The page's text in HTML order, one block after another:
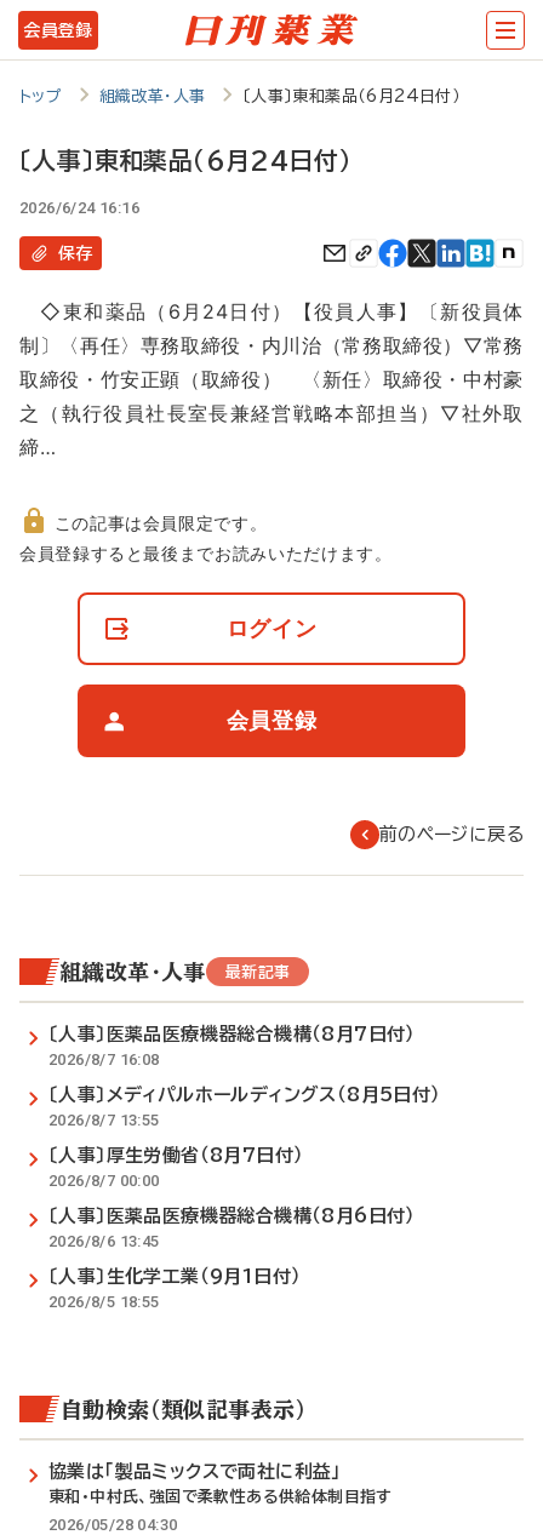
メ
イ
テ
移
動
会員登録
トップ 組織改革・人事 〔人事〕東和薬品（6月24日付）
〔人事〕東和薬品（6月24日付）
2026/6/24 16:16
保存
◇東和薬品（6月24日付）【役員人事】〔新役員体
制〕〈再任〉専務取締役・内川治（常務取締役）▽常務
取締役・竹安正顕（取締役） 〈新任〉取締役・中村豪
之（執行役員社長室長兼経営戦略本部担当）▽社外取
締…
非
この記事は会員限定です。
会員登録すると最後までお読みいただけます。
ログイン
会員登録
前のページに戻る
組織改革・人事 最新記事
〔人事〕医薬品医療機器総合機構（8月7日付）
2026/8/7 16:08
〔人事〕メディパルホールディングス（8月5日付）
2026/8/7 13:55
〔人事〕厚生労働省（8月7日付）
2026/8/7 00:00
〔人事〕医薬品医療機器総合機構（8月6日付）
2026/8/6 13:45
〔人事〕生化学工業（9月1日付）
2026/8/5 18:55
自動検索（類似記事表示）
協業は「製品ミックスで両社に利益」
東和・中村氏、強固で柔軟性ある供給体制目指す
2026/05/28 04:30